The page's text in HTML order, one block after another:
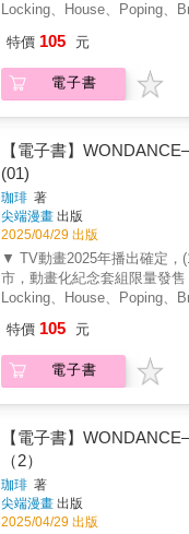
Locking、House、Poping、
分鏡震撼感官，聽得見「聲音
一部神作預感！！ ▼ 人氣聲
釋出：https://
無經驗的小谷花木加入了舞蹈
覆進行特訓，最終以新生之姿
演大賽名單。 為了大賽排練的
田 意識到另一位落選新生．仁
情。 跳得好，是由誰來定義的
舞，又是怎樣一回事？ 不拘
舞，讓想法彼此碰撞， 舞蹈
群像劇！ 『舞者真好啊， 聽著
論身處何處都能跳舞。』
特價 105 元
電子書
【電子書】
(01)
珈琲 著
尖端漫畫 出版
2025/04/29 出版
▼ TV動畫2025年播出確定，
市，動畫化紀念套組限量發售
Locking、House、Poping、
分鏡震撼感官，聽得見「聲音
一部神作預感！！ ▼ 人氣聲
釋出：https://
更好不是嗎？』 壓抑自己的情
生活的小谷花木。 這樣的他被
蹈， 毫不在乎旁人眼光的灣田
引。 為了和她一起跳舞， 挑戰
蹈世界！ 社團、學業、工作、
特價 105 元
電子書
【電子書】
（2）
珈琲 著
尖端漫畫 出版
2025/04/29 出版